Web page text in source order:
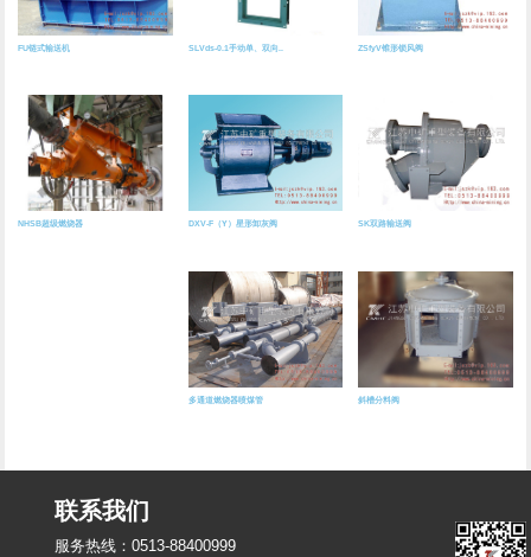
FU链式输送机 SLVds-0.1手动单、双向.. ZSfyV锥形锁风阀
NHSB超级燃烧器 DXV-F（Y）星形卸灰阀 SK双路输送阀
多通道燃烧器喷煤管 斜槽分料阀
联系我们
服务热线：0513-88400999